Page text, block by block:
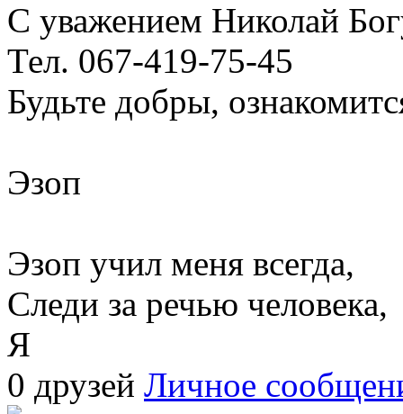
С уважением Николай
Тел. 067-419-75-45
Будьте добры,
Эзоп
Эзоп учил меня всегда,
Следи за речью человека,
Я
0 друзей Личное